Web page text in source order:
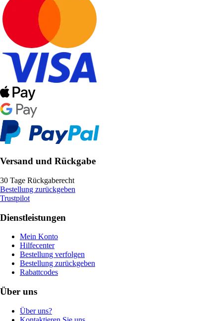
Versand und Rückgabe
30 Tage Rückgaberecht
Bestellung zurückgeben
Trustpilot
Dienstleistungen
Mein Konto
Hilfecenter
Bestellung verfolgen
Bestellung zurückgeben
Rabattcodes
Über uns
Über uns?